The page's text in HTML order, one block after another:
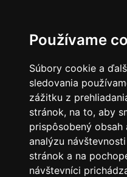
Používame
Súbory cookie a
sledovania
zážitku z
stránok, na to, aby
prispôsobený obsah
analýzu
stránok a na
návštevníci